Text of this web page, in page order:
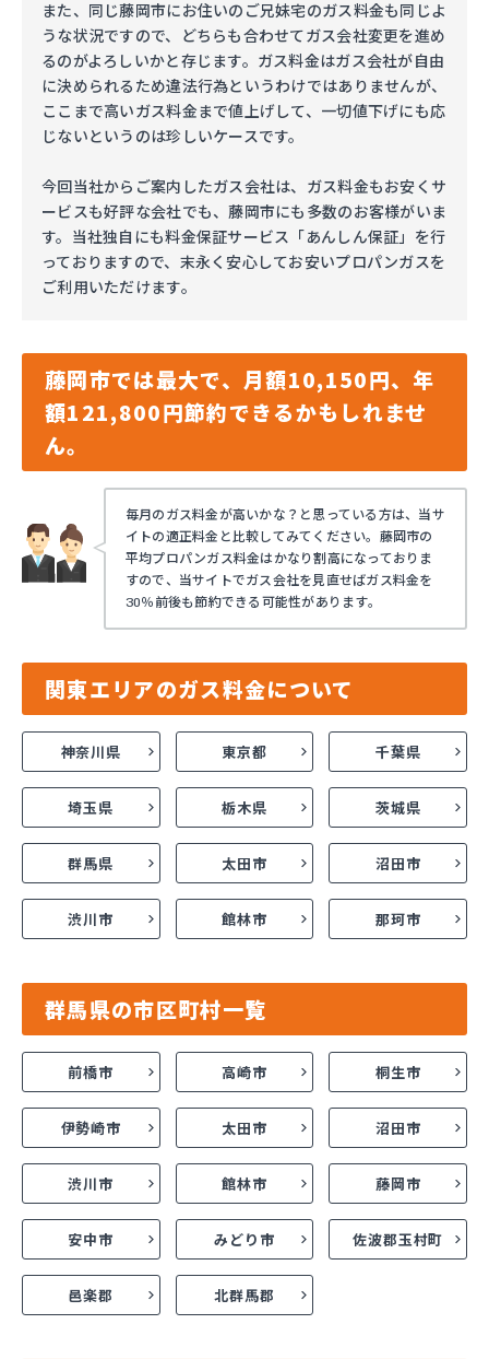
また、同じ藤岡市にお住いのご兄妹宅のガス料金も同じよ
うな状況ですので、どちらも合わせてガス会社変更を進め
るのがよろしいかと存じます。ガス料金はガス会社が自由
に決められるため違法行為というわけではありませんが、
ここまで高いガス料金まで値上げして、一切値下げにも応
じないというのは珍しいケースです。
今回当社からご案内したガス会社は、ガス料金もお安くサ
ービスも好評な会社でも、藤岡市にも多数のお客様がいま
す。当社独自にも料金保証サービス「あんしん保証」を行
っておりますので、末永く安心してお安いプロパンガスを
ご利用いただけます。
藤岡市では最大で、月額10,150円、年
額121,800円節約できるかもしれませ
ん。
毎月のガス料金が高いかな？と思っている方は、当サ
イトの適正料金と比較してみてください。藤岡市の
平均プロパンガス料金はかなり割高になっておりま
すので、当サイトでガス会社を見直せばガス料金を
30％前後も節約できる可能性があります。
関東エリアのガス料金について
神奈川県 東京都 千葉県
埼玉県 栃木県 茨城県
群馬県 太田市 沼田市
渋川市 館林市 那珂市
群馬県の市区町村一覧
前橋市 高崎市 桐生市
伊勢崎市 太田市 沼田市
渋川市 館林市 藤岡市
安中市 みどり市 佐波郡玉村町
邑楽郡 北群馬郡